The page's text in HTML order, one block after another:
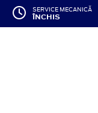
SERVICE MECANICĂ
ÎNCHIS